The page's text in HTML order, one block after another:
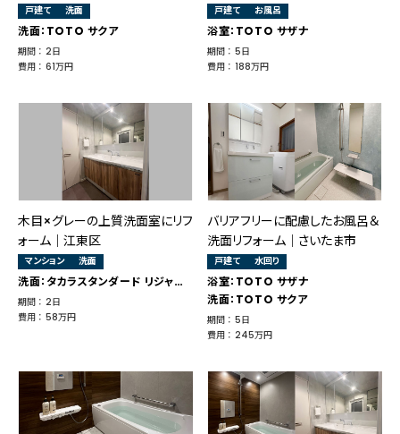
戸建て 洗面
洗面：TOTO サクア
期間 ： 2日
費用 ： 61万円
戸建て お風呂
浴室：TOTO サザナ
期間 ： 5日
費用 ： 188万円
木目×グレーの上質洗面室にリフ
ォーム｜江東区
マンション 洗面
洗面：タカラスタンダード リジャスト
期間 ： 2日
費用 ： 58万円
バリアフリーに配慮したお風呂＆
洗面リフォーム｜さいたま市
戸建て 水回り
浴室：TOTO サザナ
洗面：TOTO サクア
期間 ： 5日
費用 ： 245万円